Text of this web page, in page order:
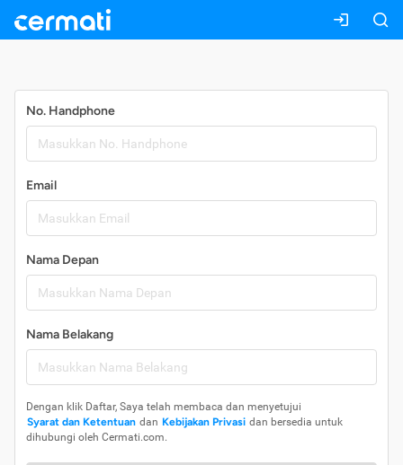
No. Handphone
Email
Nama Depan
Nama Belakang
Dengan klik Daftar, Saya telah membaca dan menyetujui
Syarat dan Ketentuan dan Kebijakan Privasi dan bersedia untuk
dihubungi oleh Cermati.com.